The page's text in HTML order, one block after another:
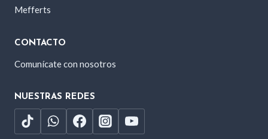
Mefferts
CONTACTO
Comunícate con nosotros
NUESTRAS REDES